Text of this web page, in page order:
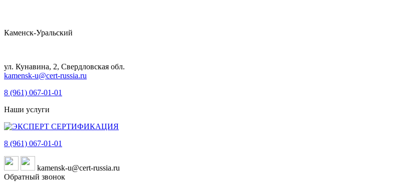
Каменск-Уральский
ул. Кунавина, 2, Свердловская обл.
kamensk-u@cert-russia.ru
8 (961) 067-01-01
Наши услуги
8 (961) 067-01-01
kamensk-u@cert-russia.ru
Обратный звонок